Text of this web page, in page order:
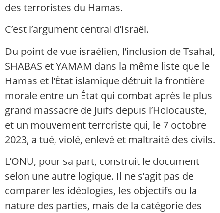
des terroristes du Hamas.
C’est l’argument central d’Israël.
Du point de vue israélien, l’inclusion de Tsahal,
SHABAS et YAMAM dans la même liste que le
Hamas et l’État islamique détruit la frontière
morale entre un État qui combat après le plus
grand massacre de Juifs depuis l’Holocauste,
et un mouvement terroriste qui, le 7 octobre
2023, a tué, violé, enlevé et maltraité des civils.
L’ONU, pour sa part, construit le document
selon une autre logique. Il ne s’agit pas de
comparer les idéologies, les objectifs ou la
nature des parties, mais de la catégorie des